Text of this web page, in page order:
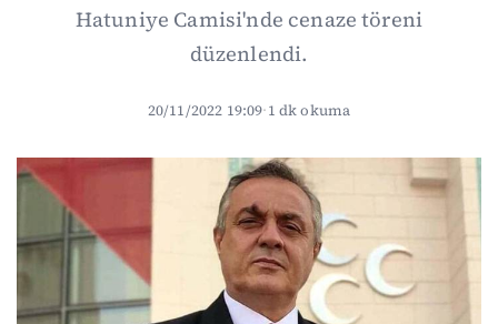
Hatuniye Camisi'nde cenaze töreni
düzenlendi.
20/11/2022 19:09·1 dk okuma